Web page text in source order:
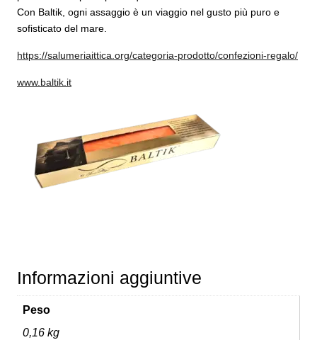
Con Baltik, ogni assaggio è un viaggio nel gusto più puro e
sofisticato del mare.
https://salumeriaittica.org/categoria-prodotto/confezioni-regalo/
www.baltik.it
Informazioni aggiuntive
Peso
0,16 kg